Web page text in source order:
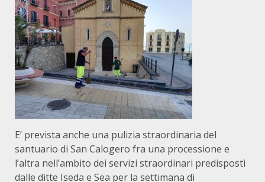
E’ prevista anche una pulizia straordinaria del
santuario di San Calogero fra una processione e
l’altra nell’ambito dei servizi straordinari predisposti
dalle ditte Iseda e Sea per la settimana di